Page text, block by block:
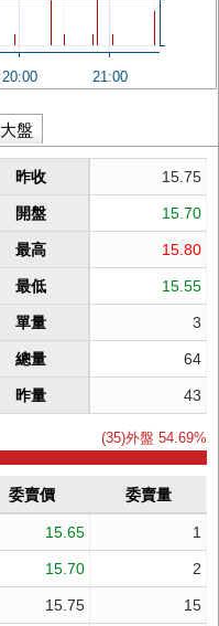
20:00 21:00
大盤
昨收 15.75
開盤 15.70
最高 15.80
最低 15.55
單量 3
總量 64
昨量 43
(35)外盤 54.69%
委賣價 委賣量
15.65 1
15.70 2
15.75 15